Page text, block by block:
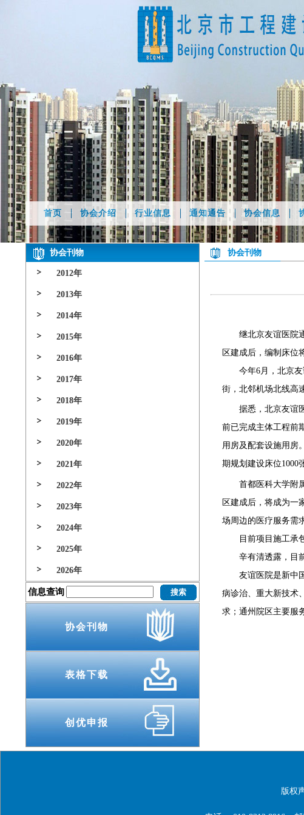
首页 协会介绍 行业信息 通知通告 协会信息
协会刊物
2012年
2013年
2014年
2015年
2016年
2017年
2018年
2019年
2020年
2021年
2022年
2023年
2024年
2025年
2026年
信息查询
协会刊物
表格下载
创优申报
协会刊物
继北京友谊医院通
区建成后，编制床位
今年6月，北京友
街，北邻机场北线高
据悉，北京友谊
前已完成主体工程前
用房及配套设施用房
期规划建设床位1000
首都医科大学附属
区建成后，将成为一
场周边的医疗服务需
目前项目施工承包
辛有清透露，目前
友谊医院是新中国
病诊治、重大新技术
求；通州院区主要服
版权